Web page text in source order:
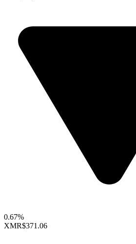
0.67%
XMR$371.06